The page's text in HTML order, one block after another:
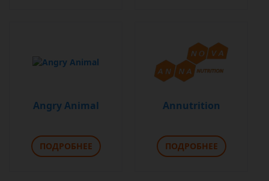
Angry Animal
ПОДРОБНЕЕ
Annutrition
ПОДРОБНЕЕ